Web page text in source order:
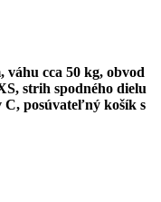
váhu cca 50 kg, obvod
strih spodného dielu
posúvateľný košík s